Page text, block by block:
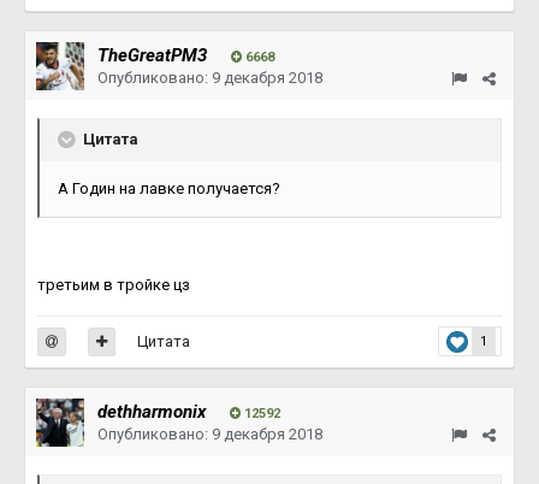
TheGreatPM3 6668
Опубликовано: 9 декабря 2018
Цитата
А Годин на лавке получается?
третьим в тройке цз
1
Цитата
dethharmonix 12592
Опубликовано: 9 декабря 2018